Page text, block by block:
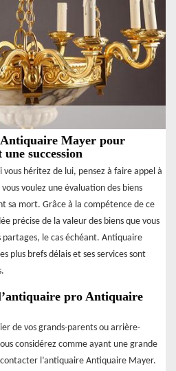
Mayer pour
succession
vous héritez de lui, pensez à faire appel à
voulez une évaluation des biens
sa mort. Grâce à la compétence de ce
précise de la valeur des biens que vous
le cas échéant. Antiquaire
plus brefs délais et ses services sont
pro Antiquaire
de vos grands-parents ou arrière-
considérez comme ayant une grande
l’antiquaire Antiquaire Mayer.